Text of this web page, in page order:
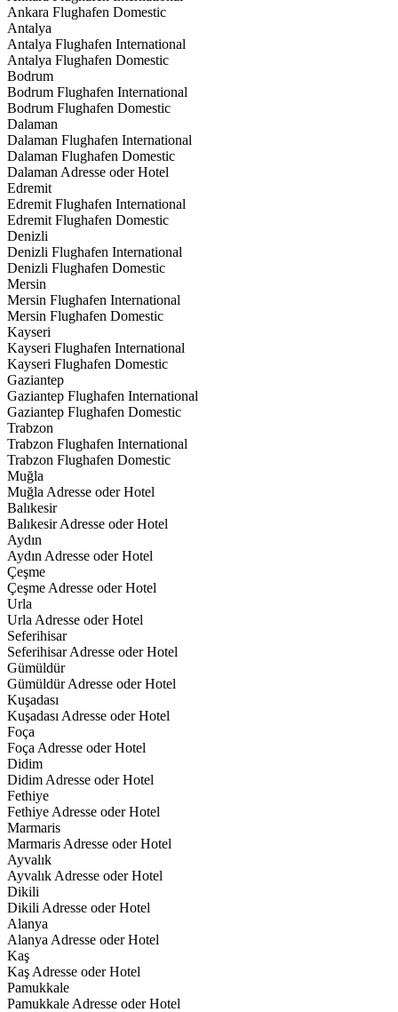
Ankara Flughafen Domestic
Antalya
Antalya Flughafen International
Antalya Flughafen Domestic
Bodrum
Bodrum Flughafen International
Bodrum Flughafen Domestic
Dalaman
Dalaman Flughafen International
Dalaman Flughafen Domestic
Dalaman Adresse oder Hotel
Edremit
Edremit Flughafen International
Edremit Flughafen Domestic
Denizli
Denizli Flughafen International
Denizli Flughafen Domestic
Mersin
Mersin Flughafen International
Mersin Flughafen Domestic
Kayseri
Kayseri Flughafen International
Kayseri Flughafen Domestic
Gaziantep
Gaziantep Flughafen International
Gaziantep Flughafen Domestic
Trabzon
Trabzon Flughafen International
Trabzon Flughafen Domestic
Muğla
Muğla Adresse oder Hotel
Balıkesir
Balıkesir Adresse oder Hotel
Aydın
Aydın Adresse oder Hotel
Çeşme
Çeşme Adresse oder Hotel
Urla
Urla Adresse oder Hotel
Seferihisar
Seferihisar Adresse oder Hotel
Gümüldür
Gümüldür Adresse oder Hotel
Kuşadası
Kuşadası Adresse oder Hotel
Foça
Foça Adresse oder Hotel
Didim
Didim Adresse oder Hotel
Fethiye
Fethiye Adresse oder Hotel
Marmaris
Marmaris Adresse oder Hotel
Ayvalık
Ayvalık Adresse oder Hotel
Dikili
Dikili Adresse oder Hotel
Alanya
Alanya Adresse oder Hotel
Kaş
Kaş Adresse oder Hotel
Pamukkale
Pamukkale Adresse oder Hotel